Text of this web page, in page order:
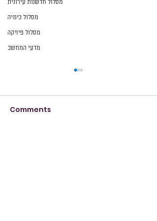
מסלול חדשנות עירונית
מסלול כימיה
מסלול פיזיקה
מדעי המחשב
Comments